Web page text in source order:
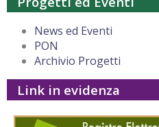
News ed Eventi
PON
Archivio Progetti
Link in evidenza